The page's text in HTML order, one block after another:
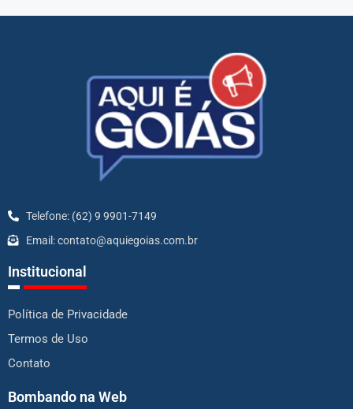
Telefone: (62) 9 9901-7149
Email: contato@aquiegoias.com.br
Institucional
Política de Privacidade
Termos de Uso
Contato
Bombando na Web